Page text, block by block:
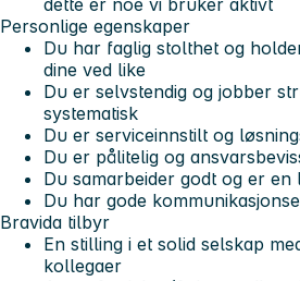
Personlige egenskaper
Du har faglig stolthet og
dine ved like
Du er selvstendig og jobber
systematisk
Du er serviceinnstilt og
Du er pålitelig og
Du samarbeider godt og er en
Du har gode
Bravida tilbyr
En stilling i et solid selskap
kollegaer